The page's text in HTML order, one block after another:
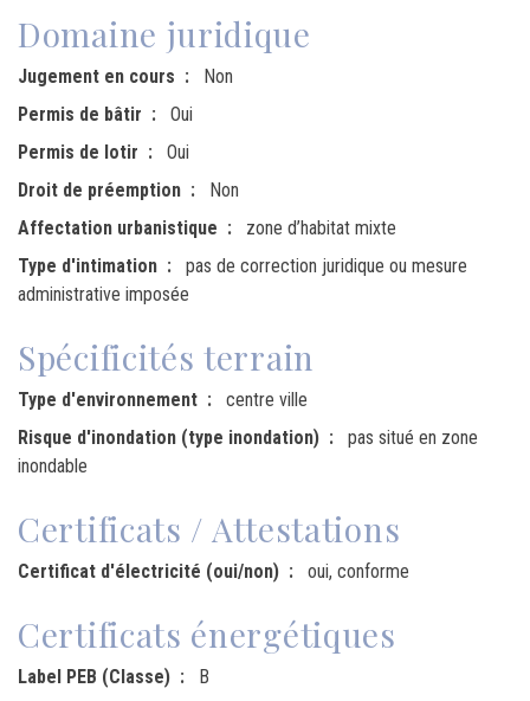
Domaine juridique
Jugement en cours
Non
Permis de bâtir
Oui
Permis de lotir
Oui
Droit de préemption
Non
Affectation urbanistique
zone d’habitat mixte
Type d'intimation
pas de correction juridique ou mesure
administrative imposée
Spécificités terrain
Type d'environnement
centre ville
Risque d'inondation (type inondation)
pas situé en zone
inondable
Certificats / Attestations
Certificat d'électricité (oui/non) oui, conforme
Certificats énergétiques
Label PEB (Classe)
B